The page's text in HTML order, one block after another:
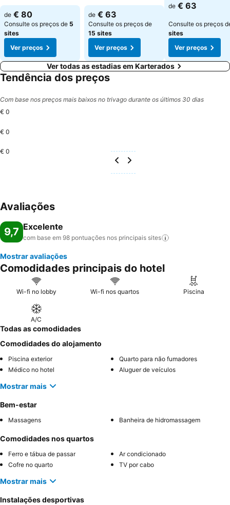
de € 80
Consulte os preços de 5
sites
Ver preços
de € 63
Consulte os preços de
15 sites
Ver preços
de € 63
Consulte os preços
sites
Ver preços
Ver todas as estadias em Karterados
Tendência dos preços
Com base nos preços mais baixos no trivago durante os últimos 30 dias
€ 0
€ 0
€ 0
Avaliações
9,7 Excelente
com base em 98 pontuações nos principais sites
Mostrar avaliações
Comodidades principais do hotel
Wi-fi no lobby Wi-fi nos quartos Piscina
A/C
Todas as comodidades
Comodidades do alojamento
Piscina exterior
Quarto para não fumadores
Médico no hotel
Aluguer de veículos
Mostrar mais
Bem-estar
Massagens Banheira de hidromassagem
Comodidades nos quartos
Ferro e tábua de passar
Ar condicionado
Cofre no quarto
TV por cabo
Mostrar mais
Instalações desportivas